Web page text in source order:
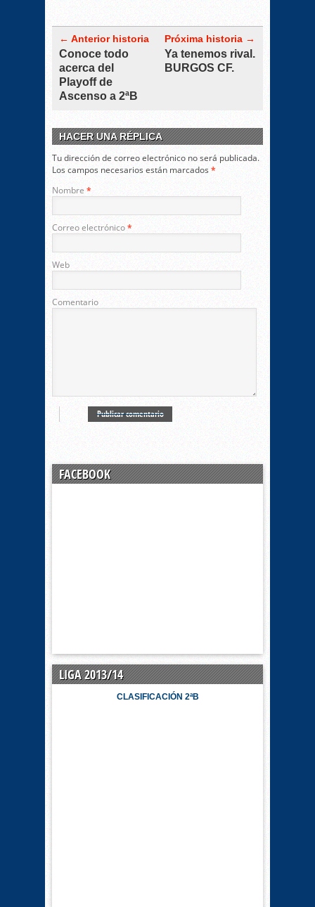
← Anterior historia
Conoce todo
acerca del
Playoff de
Ascenso a 2ªB
Próxima historia →
Ya tenemos rival.
BURGOS CF.
HACER UNA RÉPLICA
Tu dirección de correo electrónico no será publicada.
Los campos necesarios están marcados*
Nombre *
Correo electrónico*
Web
Comentario
FACEBOOK
LIGA 2013/14
CLASIFICACIÓN 2ªB